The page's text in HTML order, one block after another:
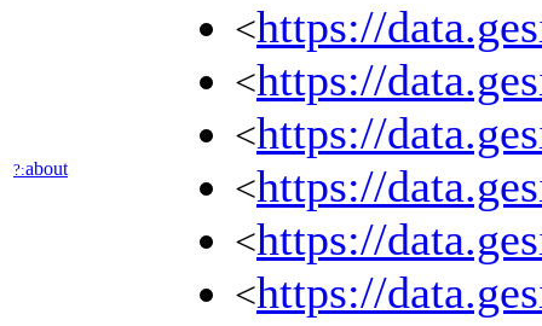
?:about
<https://
<https://
<https://
<https://
<https://
<https://